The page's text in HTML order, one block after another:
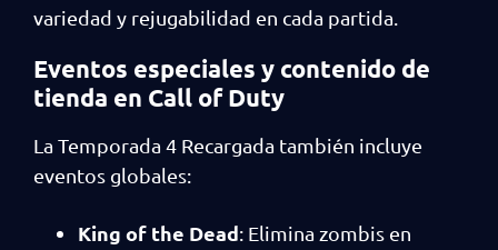
variedad y rejugabilidad en cada partida.
Eventos especiales y contenido de
tienda en Call of Duty
La Temporada 4 Recargada también incluye
eventos globales:
King of the Dead: Elimina zombis en